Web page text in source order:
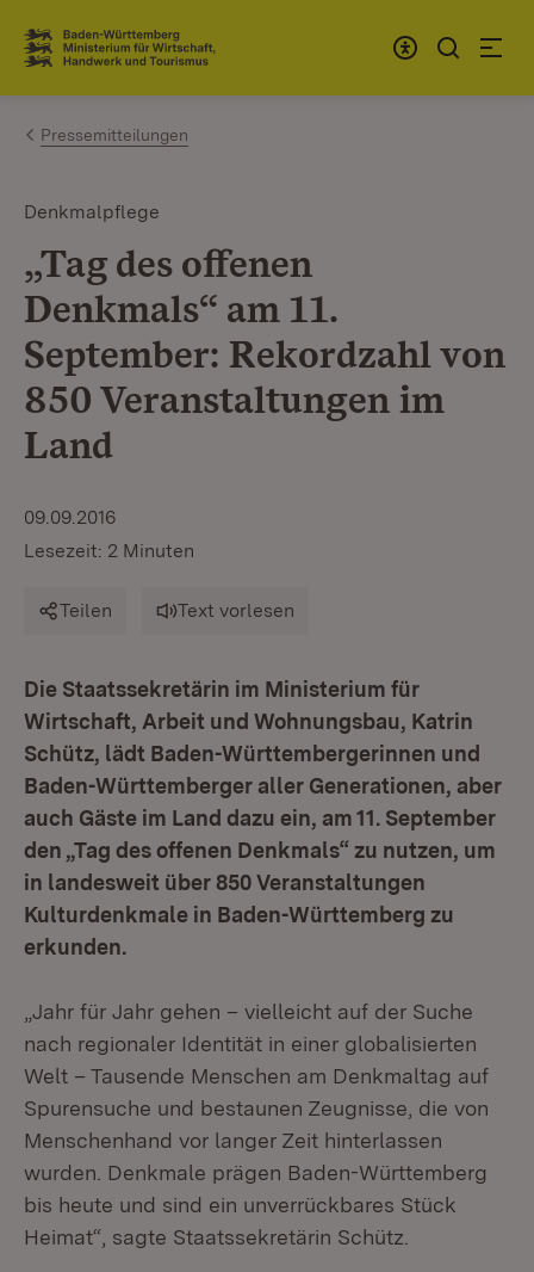
Zum Inhalt springen
Link zur Startseite
Pressemitteilungen
Denkmalpflege
„Tag des offenen
Denkmals“ am 11.
September: Rekordzahl von
850 Veranstaltungen im
Land
09.09.2016
Lesezeit: 2 Minuten
Teilen Text vorlesen
Die Staatssekretärin im Ministerium für
Wirtschaft, Arbeit und Wohnungsbau, Katrin
Schütz, lädt Baden-Württembergerinnen und
Baden-Württemberger aller Generationen, aber
auch Gäste im Land dazu ein, am 11. September
den „Tag des offenen Denkmals“ zu nutzen, um
in landesweit über 850 Veranstaltungen
Kulturdenkmale in Baden-Württemberg zu
erkunden.
„Jahr für Jahr gehen – vielleicht auf der Suche
nach regionaler Identität in einer globalisierten
Welt – Tausende Menschen am Denkmaltag auf
Spurensuche und bestaunen Zeugnisse, die von
Menschenhand vor langer Zeit hinterlassen
wurden. Denkmale prägen Baden-Württemberg
bis heute und sind ein unverrückbares Stück
Heimat“, sagte Staatssekretärin Schütz.